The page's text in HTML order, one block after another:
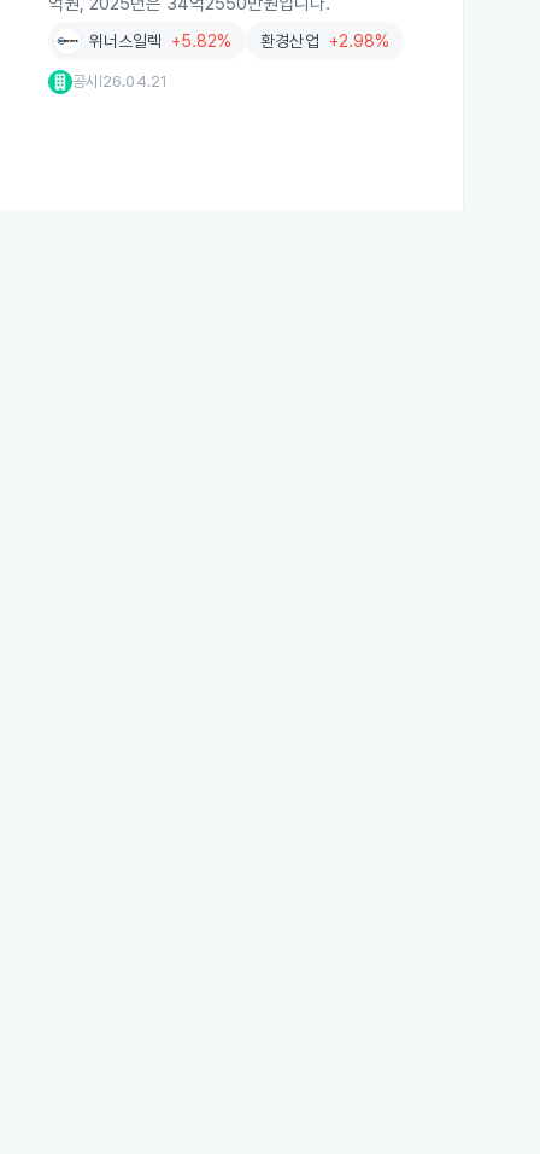
위너스일렉 +5.82% 환경산업 +2.98%
공시 26.04.21